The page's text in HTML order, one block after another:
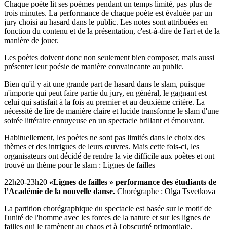
Chaque poète lit ses poèmes pendant un temps limité, pas plus de
trois minutes. La performance de chaque poète est évaluée par un
jury choisi au hasard dans le public. Les notes sont attribuées en
fonction du contenu et de la présentation, c'est-à-dire de l'art et de la
manière de jouer.
Les poètes doivent donc non seulement bien composer, mais aussi
présenter leur poésie de manière convaincante au public.
Bien qu'il y ait une grande part de hasard dans le slam, puisque
n'importe qui peut faire partie du jury, en général, le gagnant est
celui qui satisfait à la fois au premier et au deuxième critère. La
nécessité de lire de manière claire et lucide transforme le slam d'une
soirée littéraire ennuyeuse en un spectacle brillant et émouvant.
Habituellement, les poètes ne sont pas limités dans le choix des
thèmes et des intrigues de leurs œuvres. Mais cette fois-ci, les
organisateurs ont décidé de rendre la vie difficile aux poètes et ont
trouvé un thème pour le slam : Lignes de failles
22h20-23h20 «Lignes de failles » performance des étudiants de
l’Académie de la nouvelle danse. Chorégraphe : Olga Tsvetkova
La partition chorégraphique du spectacle est basée sur le motif de
l'unité de l'homme avec les forces de la nature et sur les lignes de
failles qui le ramènent au chaos et à l'obscurité primordiale.